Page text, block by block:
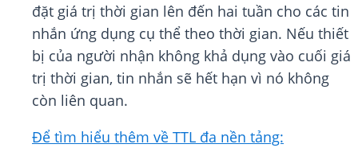
đặt giá trị thời gian lên đến hai tuần cho các tin
nhắn ứng dụng cụ thể theo thời gian. Nếu thiết
bị của người nhận không khả dụng vào cuối giá
trị thời gian, tin nhắn sẽ hết hạn vì nó không
còn liên quan.
Để tìm hiểu thêm về TTL đa nền tảng: